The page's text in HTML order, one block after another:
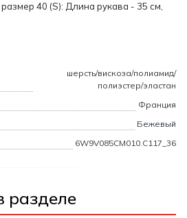
40 (S): Длина рукава - 35 см,
шерсть/вискоза/полиамид/
полиэстер/эластан
Франция
Бежевый
6W9V085CM010.C117_36
разделе